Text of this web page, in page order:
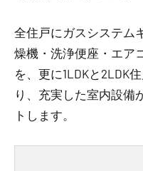
全住戸にガスシステム
燥機・洗浄便座・エア
を、更に1LDKと2LDK
り、充実した室内設備
トします。